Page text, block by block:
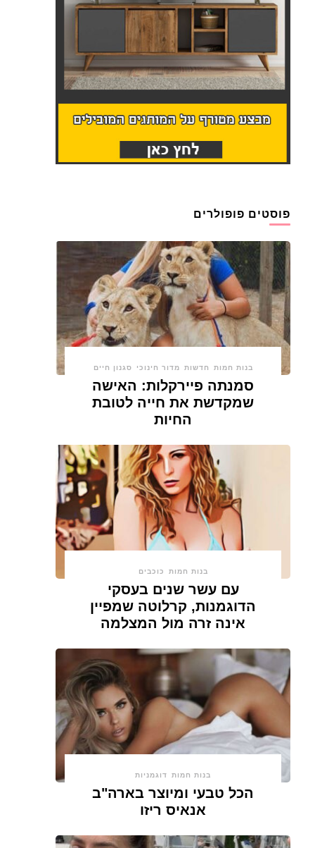
פוסטים פופולרים
בנות חמות חדשות מדור חינוכי סגנון חיים
סמנתה פיירקלות: האישה
שמקדשת את חייה לטובת
החיות
בנות חמות כוכבים
עם עשר שנים בעסקי
הדוגמנות, קרלוטה שמפיין
אינה זרה מול המצלמה
בנות חמות דוגמניות
הכל טבעי ומיוצר בארה"ב
אנאיס ריזו